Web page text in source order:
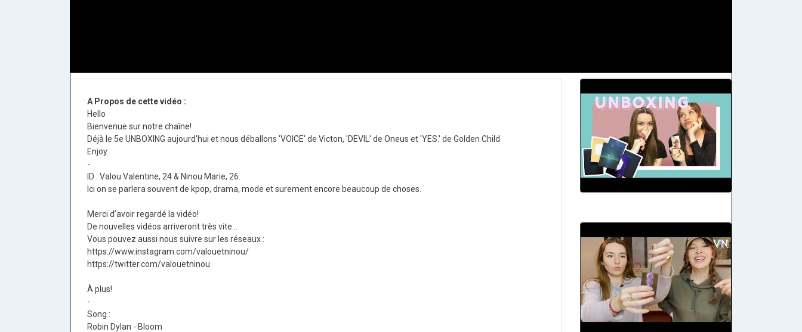
A Propos de cette vidéo :
Hello
Bienvenue sur notre chaîne!
Déjà le 5e UNBOXING aujourd'hui et nous déballons 'VOICE' de Victon, 'DEVIL' de Oneus et 'YES.' de Golden Child
Enjoy
-
ID : Valou Valentine, 24 & Ninou Marie, 26.
Ici on se parlera souvent de kpop, drama, mode et surement encore beaucoup de choses.
Merci d’avoir regardé la vidéo!
De nouvelles vidéos arriveront très vite...
Vous pouvez aussi nous suivre sur les réseaux :
https://www.instagram.com/valouetninou/​
https://twitter.com/valouetninou​
À plus!
-
Song :
Robin Dylan - Bloom